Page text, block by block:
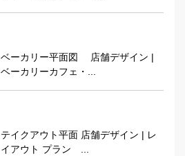
ベーカリー平面図 店舗デザイン |
ベーカリーカフェ・...
テイクアウト平面 店舗デザイン | レ
イアウト プラン ...